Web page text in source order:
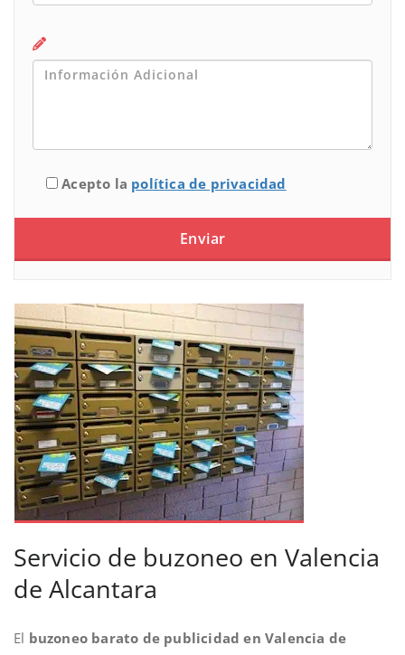
Servicio de buzoneo en Valencia
de Alcantara
El buzoneo barato de publicidad en Valencia de
Acepto la política de privacidad